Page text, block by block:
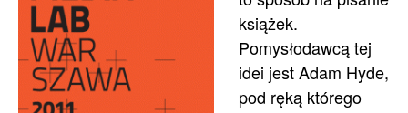
książek.
Pomysłodawcą tej
idei jest Adam Hyde,
pod ręką którego